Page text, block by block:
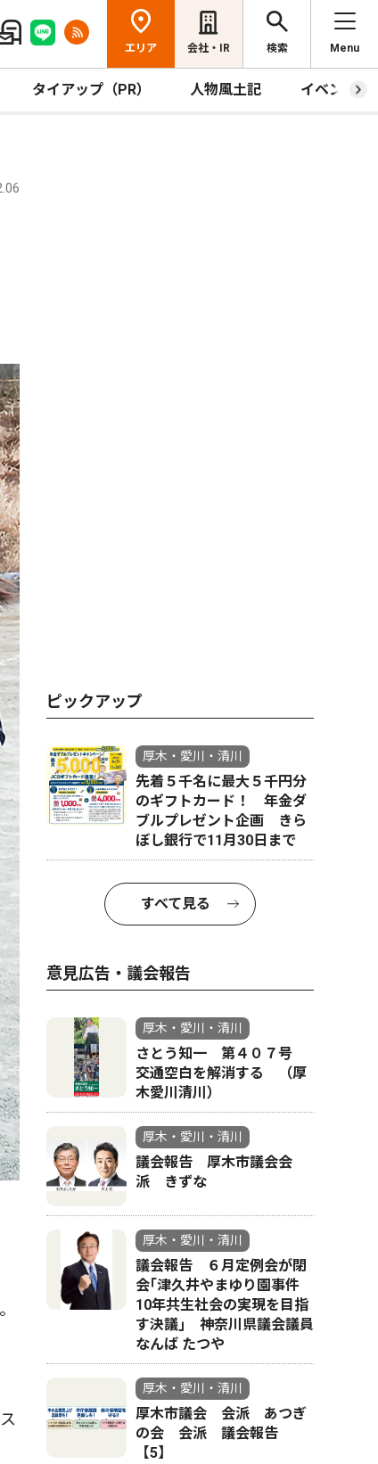
エリア 会社・IR 検索 Menu
タイアップ（PR） 人物風土記 イベント
ピックアップ
厚木・愛川・清川
先着５千名に最大５千円分
のギフトカード！ 年金ダ
ブルプレゼント企画 きら
ぼし銀行で11月30日まで
すべて見る
意見広告・議会報告
厚木・愛川・清川
さとう知一 第４０７号
交通空白を解消する （厚
木愛川清川）
厚木・愛川・清川
議会報告 厚木市議会会
派 きずな
厚木・愛川・清川
議会報告 ６月定例会が閉
会｢津久井やまゆり園事件
10年共生社会の実現を目指
す決議｣ 神奈川県議会議員
なんば たつや
厚木・愛川・清川
厚木市議会 会派 あつぎ
の会 会派 議会報告
【5】